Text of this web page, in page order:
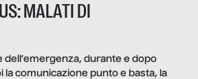
MALATI DI
dell’emergenza, durante e dopo
la comunicazione punto e basta, la